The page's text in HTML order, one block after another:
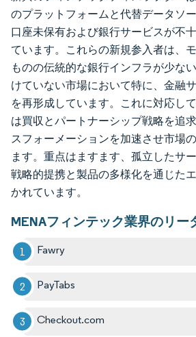
のプラットフォームと代替データソ
口座未保有および銀行サービスが不
ています。これらの新規参入者は、
ものの伝統的な銀行インフラが少な
けていない市場において特に、金融
を再形成しています。これに対応し
は買収とパートナーシップ戦略を追
スフォーメーションを加速させ市場
ます。重点はますます、孤立したサ
戦略的提携と製品の多様化を通じた
かれています。
MENAフィンテック業界のリー
Fawry
PayTabs
Checkout.com